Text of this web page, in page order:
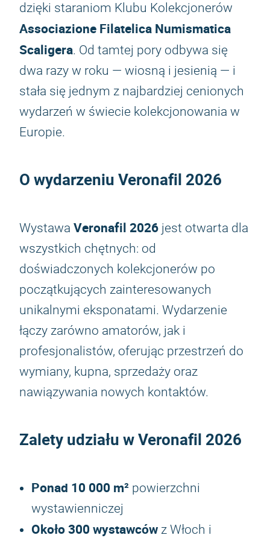
dzięki staraniom Klubu Kolekcjonerów
Associazione Filatelica Numismatica
Scaligera. Od tamtej pory odbywa się
dwa razy w roku — wiosną i jesienią — i
stała się jednym z najbardziej cenionych
wydarzeń w świecie kolekcjonowania w
Europie.
O wydarzeniu Veronafil 2026
Wystawa Veronafil 2026 jest otwarta dla
wszystkich chętnych: od
doświadczonych kolekcjonerów po
początkujących zainteresowanych
unikalnymi eksponatami. Wydarzenie
łączy zarówno amatorów, jak i
profesjonalistów, oferując przestrzeń do
wymiany, kupna, sprzedaży oraz
nawiązywania nowych kontaktów.
Zalety udziału wVeronafil 2026
Ponad 10 000 m² powierzchni
wystawienniczej
Około 300 wystawców z Włoch i